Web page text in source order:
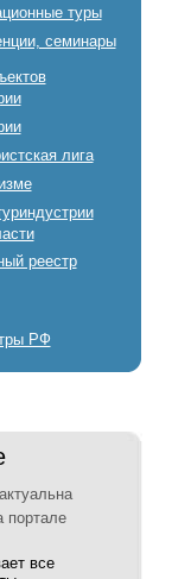
туры
семинары
лига
реестр
РФ
портале
все